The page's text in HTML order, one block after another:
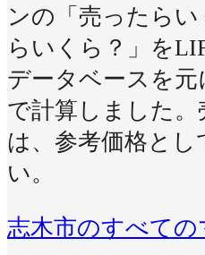
ンの「売ったら
らいくら？」を
データベースを
で計算しました
は、参考価格とし
い。
志木市のすべて